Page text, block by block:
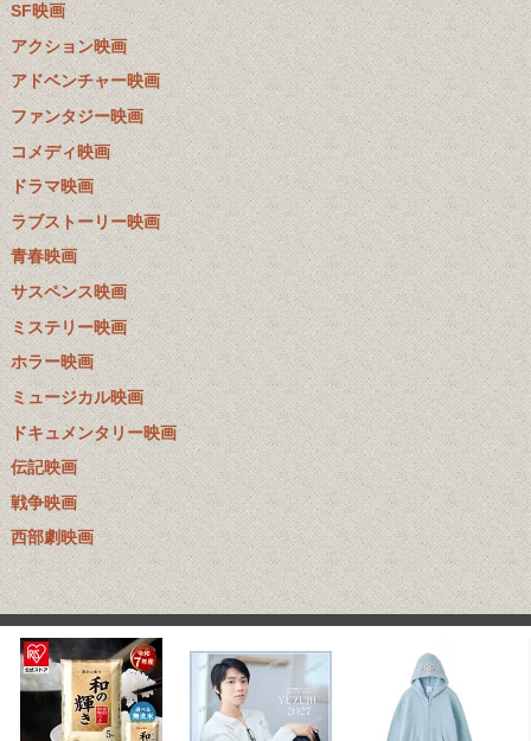
SF映画
アクション映画
アドベンチャー映画
ファンタジー映画
コメディ映画
ドラマ映画
ラブストーリー映画
青春映画
サスペンス映画
ミステリー映画
ホラー映画
ミュージカル映画
ドキュメンタリー映画
伝記映画
戦争映画
西部劇映画